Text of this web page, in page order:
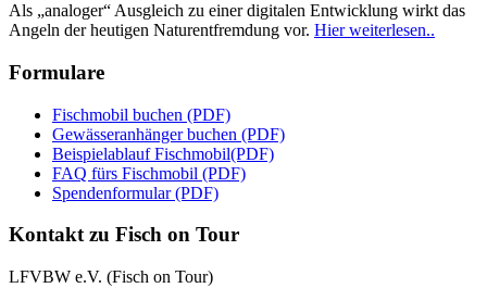
Als „analoger“ Ausgleich zu einer digitalen Entwicklung wirkt das
Angeln der heutigen Naturentfremdung vor. Hier weiterlesen..
Formulare
Fischmobil buchen (PDF)
Gewässeranhänger buchen (PDF)
Beispielablauf Fischmobil(PDF)
FAQ fürs Fischmobil (PDF)
Spendenformular (PDF)
Kontakt zu Fisch on Tour
LFVBW e.V. (Fisch on Tour)